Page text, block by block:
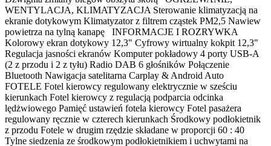
WENTYLACJA, KLIMATYZACJA Sterowanie klimatyzacją na
ekranie dotykowym Klimatyzator z filtrem cząstek PM2,5 Nawiew
powietrza na tylną kanapę INFORMACJE I ROZRYWKA
Kolorowy ekran dotykowy 12,3" Cyfrowy wirtualny kokpit 12,3"
Regulacja jasności ekranów Komputer pokładowy 4 porty USB-A
(2 z przodu i 2 z tyłu) Radio DAB 6 głośników Połączenie
Bluetooth Nawigacja satelitarna Carplay & Android Auto
FOTELE Fotel kierowcy regulowany elektrycznie w sześciu
kierunkach Fotel kierowcy z regulacją podparcia odcinka
lędżwiowego Pamięć ustawień fotela kierowcy Fotel pasażera
regulowany ręcznie w czterech kierunkach Środkowy podłokietnik
z przodu Fotele w drugim rzędzie składane w proporcji 60 : 40
Tylne siedzenia ze środkowym podłokietnikiem i uchwytami na